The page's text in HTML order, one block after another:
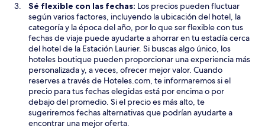
Sé flexible con las fechas: Los precios pueden fluctuar
según varios factores, incluyendo la ubicación del hotel, la
categoría y la época del año, por lo que ser flexible con tus
fechas de viaje puede ayudarte a ahorrar en tu estadía cerca
del hotel de la Estación Laurier. Si buscas algo único, los
hoteles boutique pueden proporcionar una experiencia más
personalizada y, a veces, ofrecer mejor valor. Cuando
reserves a través de Hoteles.com, te informaremos si el
precio para tus fechas elegidas está por encima o por
debajo del promedio. Si el precio es más alto, te
sugeriremos fechas alternativas que podrían ayudarte a
encontrar una mejor oferta.